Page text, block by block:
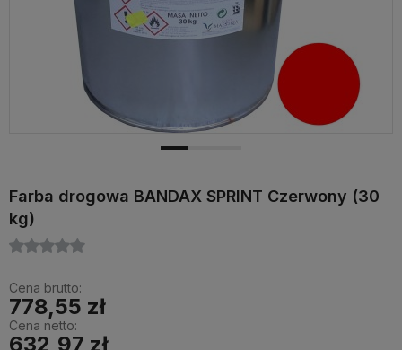
Farba drogowa BANDAX SPRINT Czerwony (30
kg)
Cena brutto:
778,55 zł
Cena netto:
632,97 zł